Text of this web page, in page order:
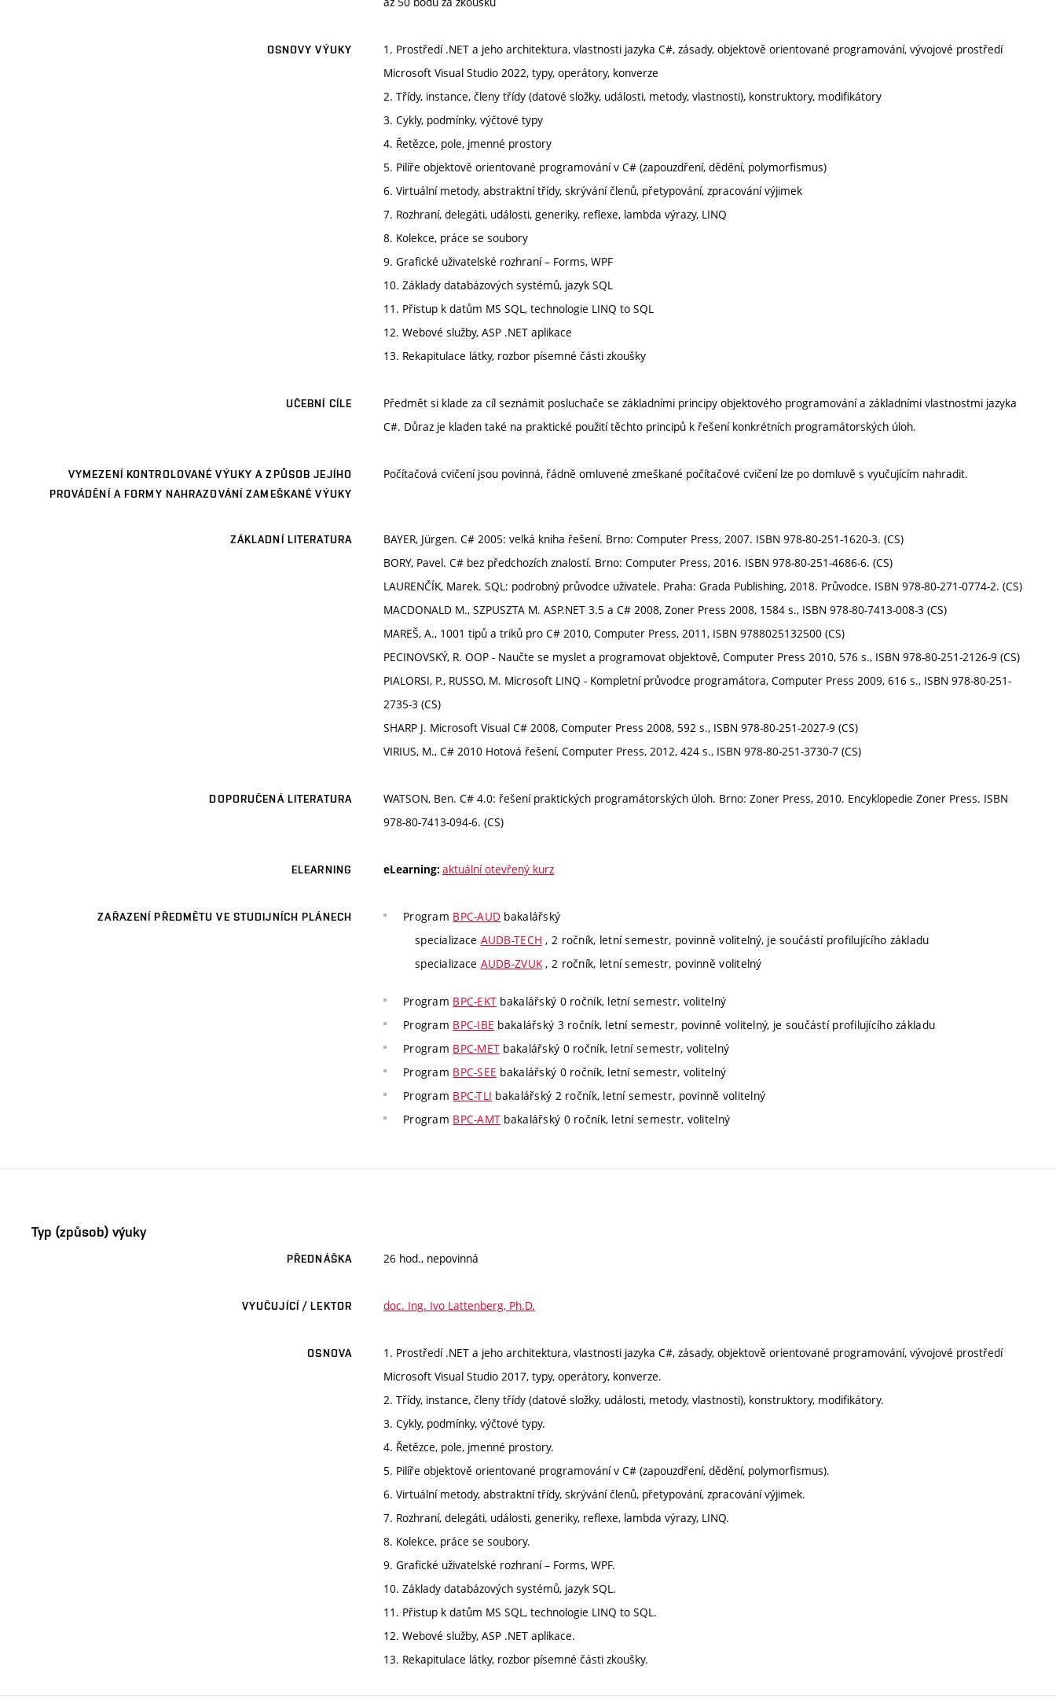
OSNOVY VÝUKY
1. Prostředí .NET a jeho architektura, vlastnosti jazyka C#, zásady, objektově orientované programování, vývojové prostředí
Microsoft Visual Studio 2022, typy, operátory, konverze
2. Třídy, instance, členy třídy (datové složky, události, metody, vlastnosti), konstruktory, modifikátory
3. Cykly, podmínky, výčtové typy
4. Řetězce, pole, jmenné prostory
5. Pilíře objektově orientované programování v C# (zapouzdření, dědění, polymorfismus)
6. Virtuální metody, abstraktní třídy, skrývání členů, přetypování, zpracování výjimek
7. Rozhraní, delegáti, události, generiky, reflexe, lambda výrazy, LINQ
8. Kolekce, práce se soubory
9. Grafické uživatelské rozhraní – Forms, WPF
10. Základy databázových systémů, jazyk SQL
11. Přistup k datům MS SQL, technologie LINQ to SQL
12. Webové služby, ASP .NET aplikace
13. Rekapitulace látky, rozbor písemné části zkoušky
UČEBNÍ CÍLE
Předmět si klade za cíl seznámit posluchače se základními principy objektového programování a základními vlastnostmi jazyka
C#. Důraz je kladen také na praktické použití těchto principů k řešení konkrétních programátorských úloh.
VYMEZENÍ KONTROLOVANÉ VÝUKY A ZPŮSOB JEJÍHO
PROVÁDĚNÍ A FORMY NAHRAZOVÁNÍ ZAMEŠKANÉ VÝUKY
Počítačová cvičení jsou povinná, řádně omluvené zmeškané počítačové cvičení lze po domluvě s vyučujícím nahradit.
ZÁKLADNÍ LITERATURA
BAYER, Jürgen. C# 2005: velká kniha řešení. Brno: Computer Press, 2007. ISBN 978-80-251-1620-3. (CS)
BORY, Pavel. C# bez předchozích znalostí. Brno: Computer Press, 2016. ISBN 978-80-251-4686-6. (CS)
LAURENČÍK, Marek. SQL: podrobný průvodce uživatele. Praha: Grada Publishing, 2018. Průvodce. ISBN 978-80-271-0774-2. (CS)
MACDONALD M., SZPUSZTA M. ASP.NET 3.5 a C# 2008, Zoner Press 2008, 1584 s., ISBN 978-80-7413-008-3 (CS)
MAREŠ, A., 1001 tipů a triků pro C# 2010, Computer Press, 2011, ISBN 9788025132500 (CS)
PECINOVSKÝ, R. OOP - Naučte se myslet a programovat objektově, Computer Press 2010, 576 s., ISBN 978-80-251-2126-9 (CS)
PIALORSI, P., RUSSO, M. Microsoft LINQ - Kompletní průvodce programátora, Computer Press 2009, 616 s., ISBN 978-80-251-
2735-3 (CS)
SHARP J. Microsoft Visual C# 2008, Computer Press 2008, 592 s., ISBN 978-80-251-2027-9 (CS)
VIRIUS, M., C# 2010 Hotová řešení, Computer Press, 2012, 424 s., ISBN 978-80-251-3730-7 (CS)
DOPORUČENÁ LITERATURA
WATSON, Ben. C# 4.0: řešení praktických programátorských úloh. Brno: Zoner Press, 2010. Encyklopedie Zoner Press. ISBN
978-80-7413-094-6. (CS)
ELEARNING eLearning: aktuální otevřený kurz
ZAŘAZENÍ PŘEDMĚTU VE STUDIJNÍCH PLÁNECH Program BPC-AUD bakalářský
specializace AUDB-TECH , 2 ročník, letní semestr, povinně volitelný, je součástí profilujícího základu
specializace AUDB-ZVUK, 2 ročník, letní semestr, povinně volitelný
Program BPC-EKT bakalářský 0 ročník, letní semestr, volitelný
Program BPC-IBE bakalářský 3 ročník, letní semestr, povinně volitelný, je součástí profilujícího základu
Program BPC-MET bakalářský 0 ročník, letní semestr, volitelný
Program BPC-SEE bakalářský 0 ročník, letní semestr, volitelný
Program BPC-TLI bakalářský 2 ročník, letní semestr, povinně volitelný
Program BPC-AMT bakalářský 0 ročník, letní semestr, volitelný
Typ (způsob) výuky
PŘEDNÁŠKA 26 hod., nepovinná
VYUČUJÍCÍ / LEKTOR doc. Ing. Ivo Lattenberg, Ph.D.
OSNOVA
1. Prostředí .NET a jeho architektura, vlastnosti jazyka C#, zásady, objektově orientované programování, vývojové prostředí
Microsoft Visual Studio 2017, typy, operátory, konverze.
2. Třídy, instance, členy třídy (datové složky, události, metody, vlastnosti), konstruktory, modifikátory.
3. Cykly, podmínky, výčtové typy.
4. Řetězce, pole, jmenné prostory.
5. Pilíře objektově orientované programování v C# (zapouzdření, dědění, polymorfismus).
6. Virtuální metody, abstraktní třídy, skrývání členů, přetypování, zpracování výjimek.
7. Rozhraní, delegáti, události, generiky, reflexe, lambda výrazy, LINQ.
8. Kolekce, práce se soubory.
9. Grafické uživatelské rozhraní – Forms, WPF.
10. Základy databázových systémů, jazyk SQL.
11. Přistup k datům MS SQL, technologie LINQ to SQL.
12. Webové služby, ASP .NET aplikace.
13. Rekapitulace látky, rozbor písemné části zkoušky.